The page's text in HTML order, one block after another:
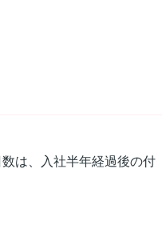
は、入社半年経過後の付